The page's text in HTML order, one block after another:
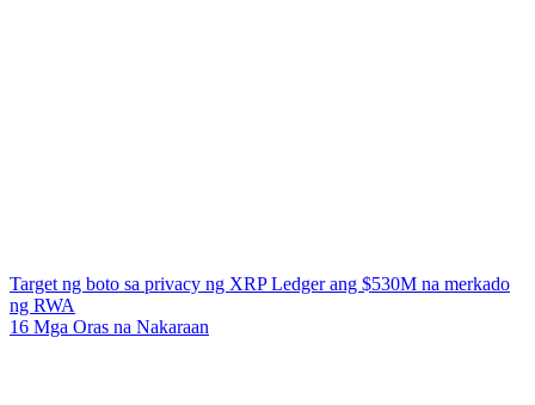
Target ng boto sa privacy ng XRP Ledger ang $530M na merkado
ng RWA
16 Mga Oras na Nakaraan